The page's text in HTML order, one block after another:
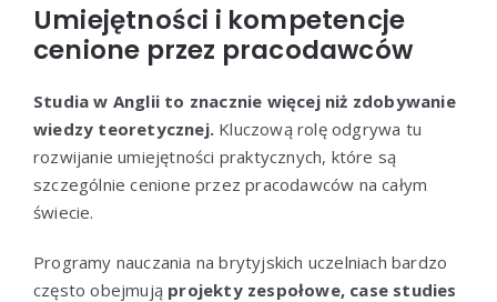
Umiejętności i kompetencje
cenione przez pracodawców
Studia w Anglii to znacznie więcej niż zdobywanie
wiedzy teoretycznej. Kluczową rolę odgrywa tu
rozwijanie umiejętności praktycznych, które są
szczególnie cenione przez pracodawców na całym
świecie.
Programy nauczania na brytyjskich uczelniach bardzo
często obejmują projekty zespołowe, case studies